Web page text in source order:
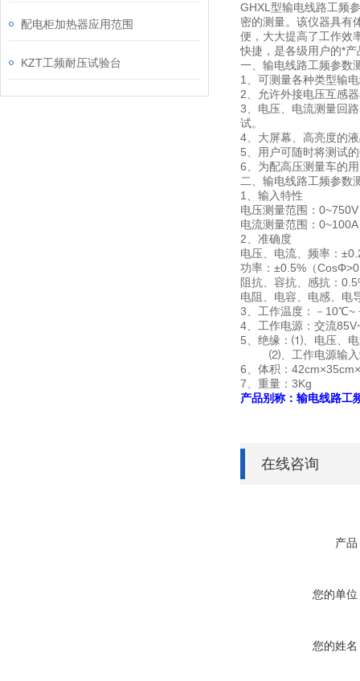
配电柜加热器应用范围
KZT工频耐压试验台
GHXL型输电线路工频
密的测量。该仪器具有
便，大大提高了工作效
快捷，是各级用户的*产
一、输电线路工频参数
1、可测量各种类型输
2、允许外接电压互感
3、电压、电流测量回
试。
4、大屏幕、高亮度的
5、用户可随时将测试
6、为配高压测量车的
二、输电线路工频参数
1、输入特性
电压测量范围：
电流测量范围：
2、准确度
电压、电流、频率：
功率：±0.5%（
阻抗、容抗、感抗：
电阻、电容、电感、电
3、工作温度：－
4、工作电源：交流
5、绝缘：⑴、电压、
⑵、工作电源输入端
6、体积：
7、重量：3Kg
产品别称：输电线路工
在线咨询
产品
您的单位
您的姓名